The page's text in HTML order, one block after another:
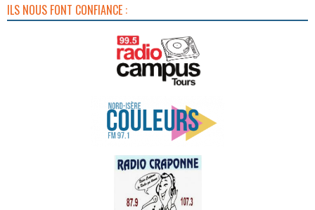
ILS NOUS FONT CONFIANCE :